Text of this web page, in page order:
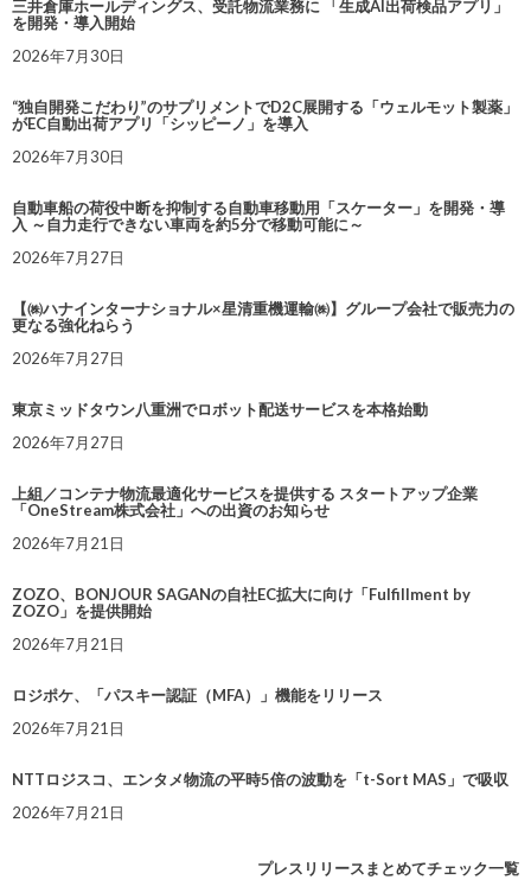
三井倉庫ホールディングス、受託物流業務に 「生成AI出荷検品アプリ」
を開発・導入開始
2026年7月30日
“独自開発こだわり”のサプリメントでD2C展開する「ウェルモット製薬」
がEC自動出荷アプリ「シッピーノ」を導入
2026年7月30日
自動車船の荷役中断を抑制する自動車移動用「スケーター」を開発・導
入 ～自力走行できない車両を約5分で移動可能に～
2026年7月27日
【㈱ハナインターナショナル×星清重機運輸㈱】グループ会社で販売力の
更なる強化ねらう
2026年7月27日
東京ミッドタウン八重洲でロボット配送サービスを本格始動
2026年7月27日
上組／コンテナ物流最適化サービスを提供する スタートアップ企業
「OneStream株式会社」への出資のお知らせ
2026年7月21日
ZOZO、BONJOUR SAGANの自社EC拡大に向け「Fulfillment by
ZOZO」を提供開始
2026年7月21日
ロジポケ、「パスキー認証（MFA）」機能をリリース
2026年7月21日
NTTロジスコ、エンタメ物流の平時5倍の波動を「t-Sort MAS」で吸収
2026年7月21日
プレスリリースまとめてチェック一覧